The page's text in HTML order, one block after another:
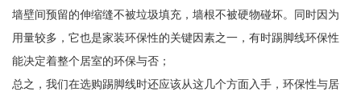
墙壁间预留的伸缩缝不被垃圾填充，墙根不被硬物碰坏。同时因为
用量较多，它也是家装环保性的关键因素之一，有时踢脚线环保性
能决定着整个居室的环保与否；
总之，我们在选购踢脚线时还应该从这几个方面入手，环保性与居